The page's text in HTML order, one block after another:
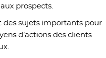
prospects.
des sujets importants pour
d’actions des clients